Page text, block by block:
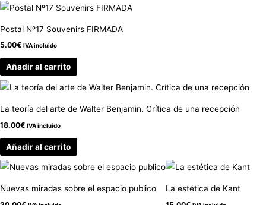
Postal Nº17 Souvenirs FIRMADA
5.00€ IVA incluido
Añadir al carrito
La teoría del arte de Walter Benjamin. Crítica de una recepción
18.00€ IVA incluido
Añadir al carrito
Nuevas miradas sobre el espacio publico La estética de Kant